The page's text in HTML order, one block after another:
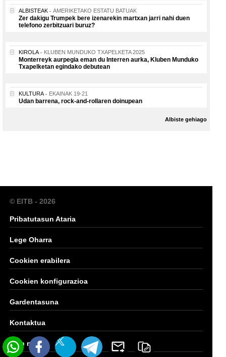
ALBISTEAK AMERIKETAKO ESTATU BATUAK
Zer dakigu Trumpek bere izenarekin martxan jarri nahi duen
telefono zerbitzuari buruz?
KIROLA KLUBEN MUNDUKO TXAPELKETA 2025
Monterreyk aurpegia eman du Interren aurka, Kluben Munduko
Txapelketan egindako debutean
KULTURA EKAINAK 19-21
Udan barrena, rock-and-rollaren doinupean
Albiste gehiago
© EITB - 2026
Pribatutasun Ataria
Lege Oharra
Cookien erabilera
Cookien konfigurazioa
Gardentasuna
Kontaktua
Web mapa